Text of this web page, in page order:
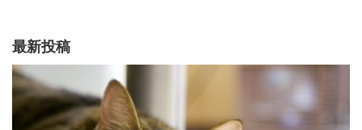
最新投稿